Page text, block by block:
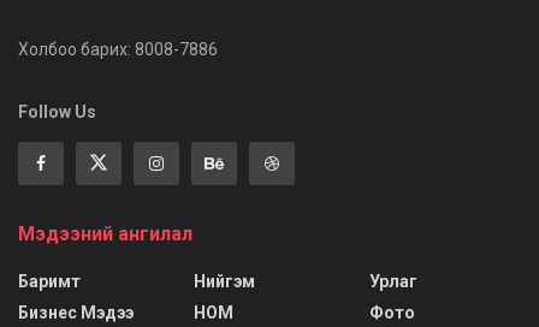
Холбоо барих: 8008-7886
Follow Us
Мэдээний ангилал
Баримт
Бизнес Мэдээ
Нийгэм
НОМ
Урлаг
Фото